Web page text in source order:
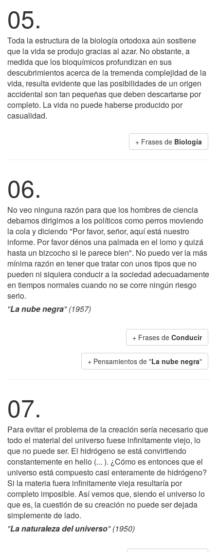
05.
Toda la estructura de la biología ortodoxa aún sostiene
que la vida se produjo gracias al azar. No obstante, a
medida que los bioquímicos profundizan en sus
descubrimientos acerca de la tremenda complejidad de la
vida, resulta evidente que las posibilidades de un origen
accidental son tan pequeñas que deben descartarse por
completo. La vida no puede haberse producido por
casualidad.
+ Frases de Biología
06.
No veo ninguna razón para que los hombres de ciencia
debamos dirigirnos a los políticos como perros moviendo
la cola y diciendo "Por favor, señor, aquí está nuestro
informe. Por favor dénos una palmada en el lomo y quizá
hasta un bizcocho si le parece bien". No puedo ver la más
mínima razón en tener que tratar con unos tipos que no
pueden ni siquiera conducir a la sociedad adecuadamente
en tiempos normales cuando no se corre ningún riesgo
serio.
"La nube negra" (1957)
+ Frases de Conducir
+ Pensamientos de "La nube negra"
07.
Para evitar el problema de la creación sería necesario que
todo el material del universo fuese infinitamente viejo, lo
que no puede ser. El hidrógeno se está convirtiendo
constantemente en helio (... ). ¿Cómo es entonces que el
universo está compuesto casi enteramente de hidrógeno?
Si la materia fuera infinitamente vieja resultaría por
completo imposible. Así vemos que, siendo el universo lo
que es, la cuestión de su creación no puede ser dejada
simplemente de lado.
"La naturaleza del universo" (1950)